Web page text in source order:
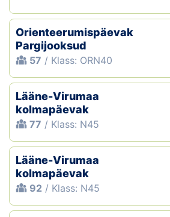
Orienteerumispäevak
Pargijooksud
57 / Klass: ORN40
Lääne-Virumaa
kolmapäevak
77 / Klass: N45
Lääne-Virumaa
kolmapäevak
92 / Klass: N45